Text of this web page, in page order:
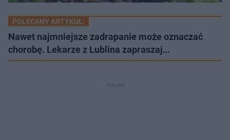
POLECANY ARTYKUŁ:
Nawet najmniejsze zadrapanie może oznaczać
chorobę. Lekarze z Lublina zapraszaj…